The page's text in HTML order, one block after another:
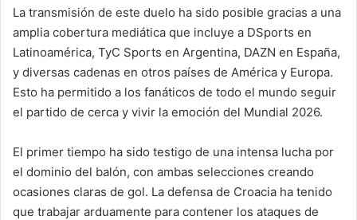
La transmisión de este duelo ha sido posible gracias a una
amplia cobertura mediática que incluye a DSports en
Latinoamérica, TyC Sports en Argentina, DAZN en España,
y diversas cadenas en otros países de América y Europa.
Esto ha permitido a los fanáticos de todo el mundo seguir
el partido de cerca y vivir la emoción del Mundial 2026.
El primer tiempo ha sido testigo de una intensa lucha por
el dominio del balón, con ambas selecciones creando
ocasiones claras de gol. La defensa de Croacia ha tenido
que trabajar arduamente para contener los ataques de